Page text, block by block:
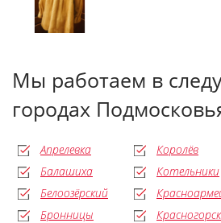
Мы работаем в
городах
Апрелевка
Балашиха
Белоозёрский
Бронницы
Королёв
Котельники
Красногорск